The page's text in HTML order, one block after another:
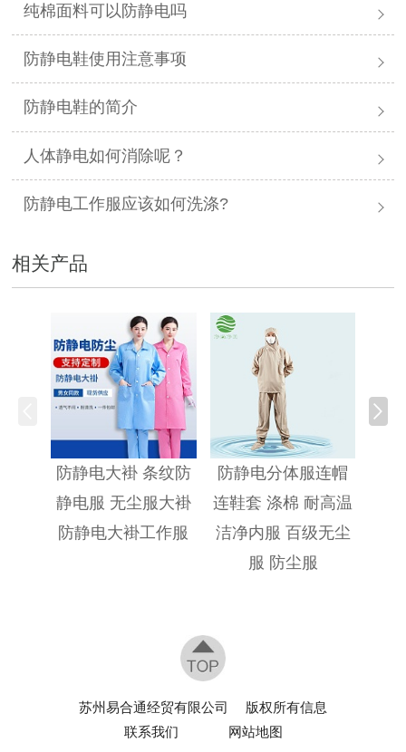
纯棉面料可以防静电吗
防静电鞋使用注意事项
防静电鞋的简介
人体静电如何消除呢？
防静电工作服应该如何洗涤?
相关产品
防静电大褂 条纹防
静电服 无尘服大褂
防静电大褂工作服
防静电分体服连帽
连鞋套 涤棉 耐高温
洁净内服 百级无尘
服 防尘服
防
苏州易合通经贸有限公司
版权所有信息
联系我们
网站地图